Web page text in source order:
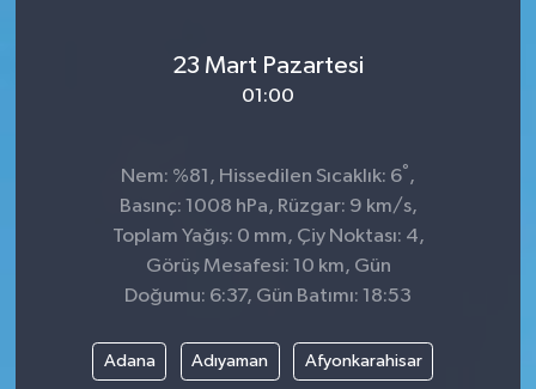
23 Mart Pazartesi
01:00
Nem: %81, Hissedilen Sıcaklık: 6° ,
Basınç: 1008 hPa, Rüzgar: 9 km/s,
Toplam Yağış: 0 mm, Çiy Noktası: 4,
Görüş Mesafesi: 10 km, Gün
Doğumu: 6:37, Gün Batımı: 18:53
Adana Adıyaman Afyonkarahisar